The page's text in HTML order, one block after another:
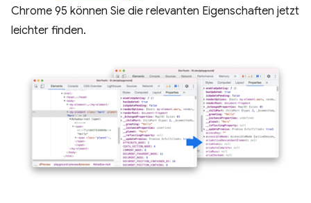
Chrome 95 können Sie die relevanten Eigenschaften jetzt
leichter finden.